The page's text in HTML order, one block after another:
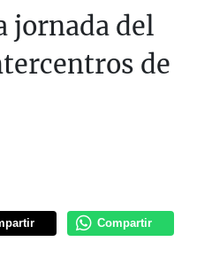
jornada del
de
Compartir